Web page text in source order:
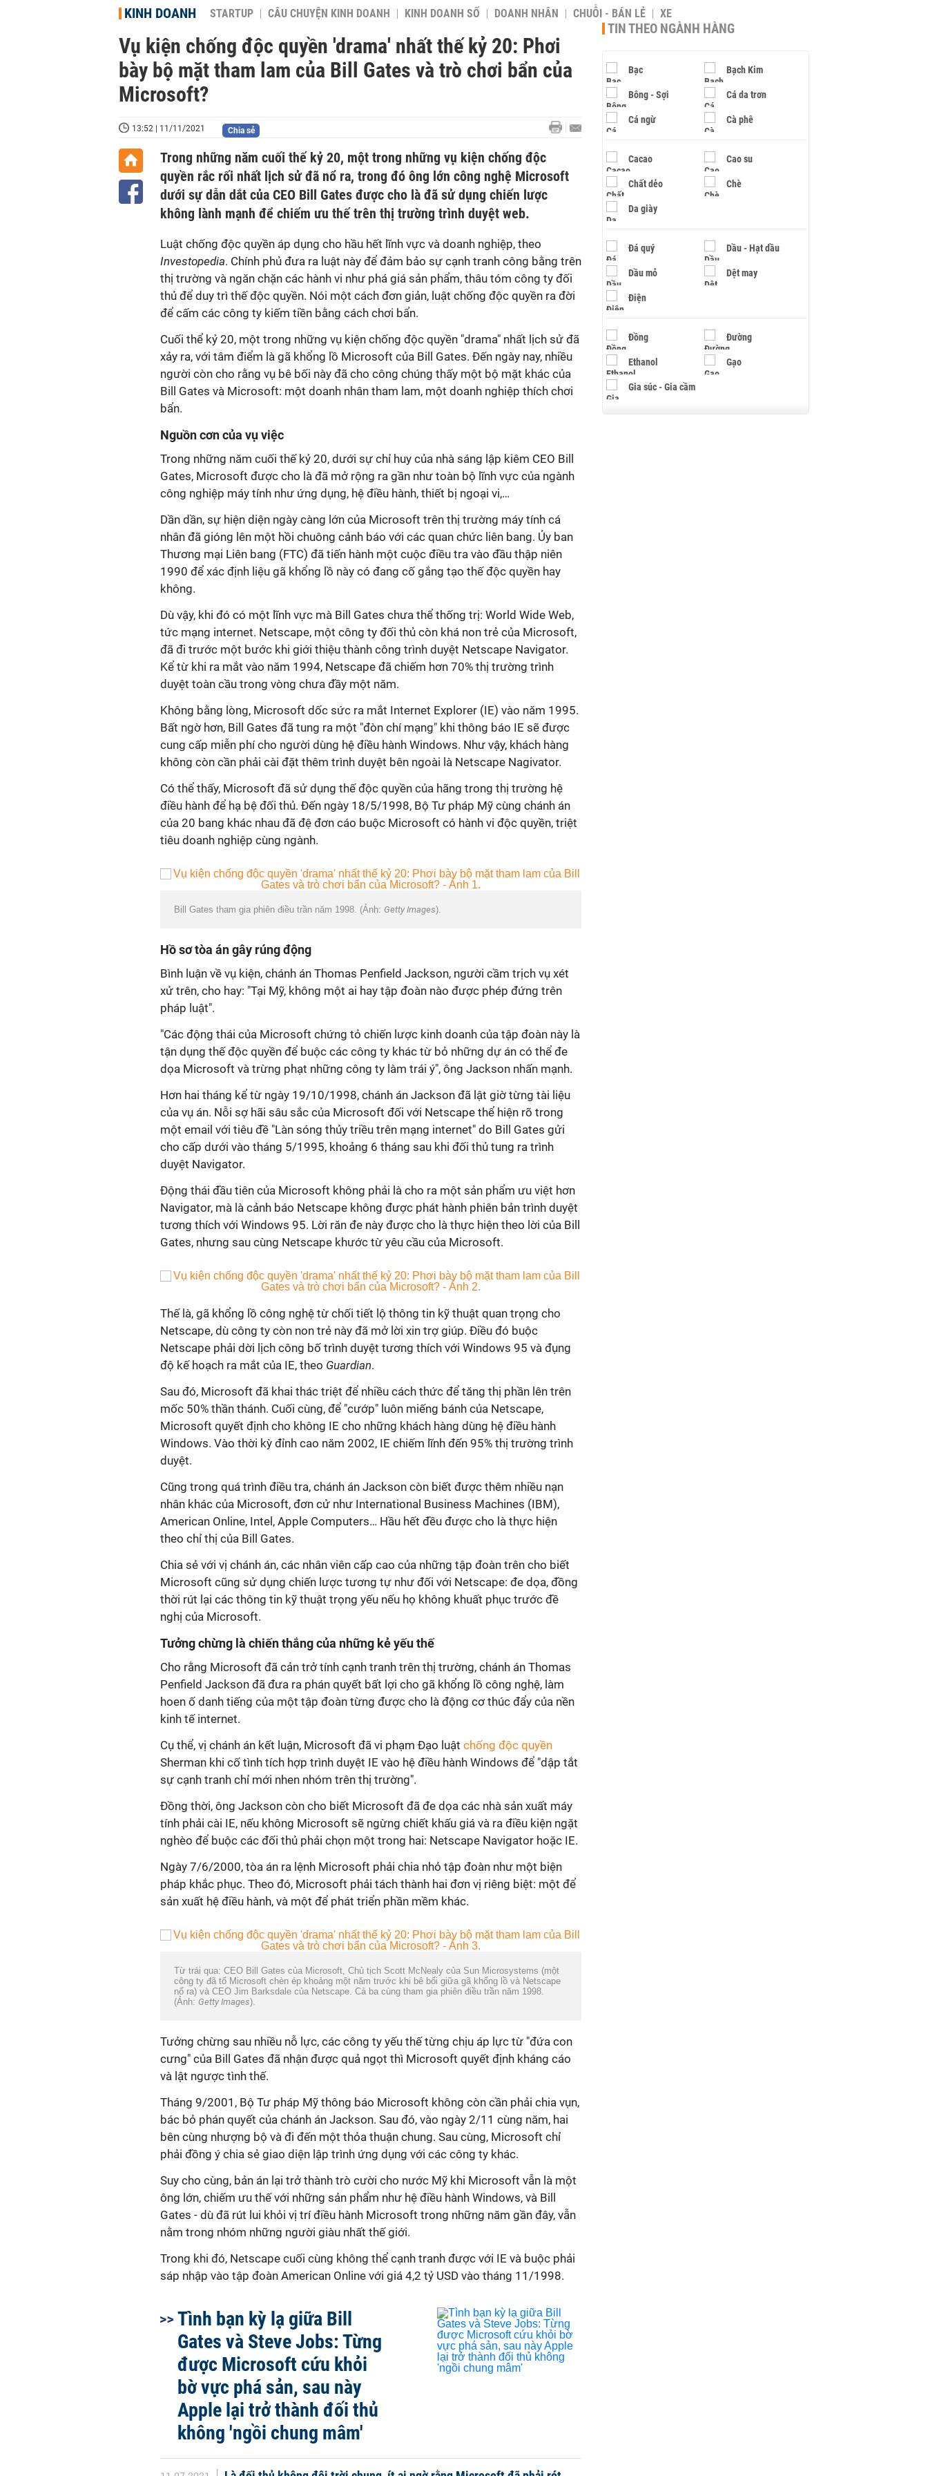
KINH DOANH STARTUP CÂU CHUYỆN KINH DOANH KINH DOANH SỐ DOANH NHÂN CHUỖI - BÁN LẺ XE
Vụ kiện chống độc quyền 'drama' nhất thế kỷ 20: Phơi
bày bộ mặt tham lam của Bill Gates và trò chơi bẩn của
Microsoft?
13:52 | 11/11/2021 Chia sẻ
Trong những năm cuối thế kỷ 20, một trong những vụ kiện chống độc
quyền rắc rối nhất lịch sử đã nổ ra, trong đó ông lớn công nghệ Microsoft
dưới sự dẫn dắt của CEO Bill Gates được cho là đã sử dụng chiến lược
không lành mạnh để chiếm ưu thế trên thị trường trình duyệt web.
Luật chống độc quyền áp dụng cho hầu hết lĩnh vực và doanh nghiệp, theo
Investopedia. Chính phủ đưa ra luật này để đảm bảo sự cạnh tranh công bằng trên
thị trường và ngăn chặn các hành vi như phá giá sản phẩm, thâu tóm công ty đối
thủ để duy trì thế độc quyền. Nói một cách đơn giản, luật chống độc quyền ra đời
để cấm các công ty kiếm tiền bằng cách chơi bẩn.
Cuối thể kỷ 20, một trong những vụ kiện chống độc quyền "drama" nhất lịch sử đã
xảy ra, với tâm điểm là gã khổng lồ Microsoft của Bill Gates. Đến ngày nay, nhiều
người còn cho rằng vụ bê bối này đã cho công chúng thấy một bộ mặt khác của
Bill Gates và Microsoft: một doanh nhân tham lam, một doanh nghiệp thích chơi
bẩn.
Nguồn cơn của vụ việc
Trong những năm cuối thế kỷ 20, dưới sự chỉ huy của nhà sáng lập kiêm CEO Bill
Gates, Microsoft được cho là đã mở rộng ra gần như toàn bộ lĩnh vực của ngành
công nghiệp máy tính như ứng dụng, hệ điều hành, thiết bị ngoại vi,…
Dần dần, sự hiện diện ngày càng lớn của Microsoft trên thị trường máy tính cá
nhân đã gióng lên một hồi chuông cảnh báo với các quan chức liên bang. Ủy ban
Thương mại Liên bang (FTC) đã tiến hành một cuộc điều tra vào đầu thập niên
1990 để xác định liệu gã khổng lồ này có đang cố gắng tạo thế độc quyền hay
không.
Dù vậy, khi đó có một lĩnh vực mà Bill Gates chưa thể thống trị: World Wide Web,
tức mạng internet. Netscape, một công ty đối thủ còn khá non trẻ của Microsoft,
đã đi trước một bước khi giới thiệu thành công trình duyệt Netscape Navigator.
Kể từ khi ra mắt vào năm 1994, Netscape đã chiếm hơn 70% thị trường trình
duyệt toàn cầu trong vòng chưa đầy một năm.
Không bằng lòng, Microsoft dốc sức ra mắt Internet Explorer (IE) vào năm 1995.
Bất ngờ hơn, Bill Gates đã tung ra một "đòn chí mạng" khi thông báo IE sẽ được
cung cấp miễn phí cho người dùng hệ điều hành Windows. Như vậy, khách hàng
không còn cần phải cài đặt thêm trình duyệt bên ngoài là Netscape Nagivator.
Có thể thấy, Microsoft đã sử dụng thế độc quyền của hãng trong thị trường hệ
điều hành để hạ bệ đối thủ. Đến ngày 18/5/1998, Bộ Tư pháp Mỹ cùng chánh án
của 20 bang khác nhau đã đệ đơn cáo buộc Microsoft có hành vi độc quyền, triệt
tiêu doanh nghiệp cùng ngành.
Bill Gates tham gia phiên điều trần năm 1998. (Ảnh: Getty Images).
Hồ sơ tòa án gây rúng động
Bình luận về vụ kiện, chánh án Thomas Penfield Jackson, người cầm trịch vụ xét
xử trên, cho hay: "Tại Mỹ, không một ai hay tập đoàn nào được phép đứng trên
pháp luật".
"Các động thái của Microsoft chứng tỏ chiến lược kinh doanh của tập đoàn này là
tận dụng thế độc quyền để buộc các công ty khác từ bỏ những dự án có thể đe
dọa Microsoft và trừng phạt những công ty làm trái ý", ông Jackson nhấn mạnh.
Hơn hai tháng kể từ ngày 19/10/1998, chánh án Jackson đã lật giờ từng tài liệu
của vụ án. Nỗi sợ hãi sâu sắc của Microsoft đối với Netscape thể hiện rõ trong
một email với tiêu đề "Làn sóng thủy triều trên mạng internet" do Bill Gates gửi
cho cấp dưới vào tháng 5/1995, khoảng 6 tháng sau khi đối thủ tung ra trình
duyệt Navigator.
Động thái đầu tiên của Microsoft không phải là cho ra một sản phẩm ưu việt hơn
Navigator, mà là cảnh báo Netscape không được phát hành phiên bản trình duyệt
tương thích với Windows 95. Lời răn đe này được cho là thực hiện theo lời của Bill
Gates, nhưng sau cùng Netscape khước từ yêu cầu của Microsoft.
Thế là, gã khổng lồ công nghệ từ chối tiết lộ thông tin kỹ thuật quan trọng cho
Netscape, dù công ty còn non trẻ này đã mở lời xin trợ giúp. Điều đó buộc
Netscape phải dời lịch công bố trình duyệt tương thích với Windows 95 và đụng
độ kế hoạch ra mắt của IE, theo Guardian.
Sau đó, Microsoft đã khai thác triệt để nhiều cách thức để tăng thị phần lên trên
mốc 50% thần thánh. Cuối cùng, để "cướp" luôn miếng bánh của Netscape,
Microsoft quyết định cho không IE cho những khách hàng dùng hệ điều hành
Windows. Vào thời kỳ đỉnh cao năm 2002, IE chiếm lĩnh đến 95% thị trường trình
duyệt.
Cũng trong quá trình điều tra, chánh án Jackson còn biết được thêm nhiều nạn
nhân khác của Microsoft, đơn cử như International Business Machines (IBM),
American Online, Intel, Apple Computers… Hầu hết đều được cho là thực hiện
theo chỉ thị của Bill Gates.
Chia sẻ với vị chánh án, các nhân viên cấp cao của những tập đoàn trên cho biết
Microsoft cũng sử dụng chiến lược tương tự như đối với Netscape: đe dọa, đồng
thời rút lại các thông tin kỹ thuật trọng yếu nếu họ không khuất phục trước đề
nghị của Microsoft.
Tưởng chừng là chiến thắng của những kẻ yếu thế
Cho rằng Microsoft đã cản trở tính cạnh tranh trên thị trường, chánh án Thomas
Penfield Jackson đã đưa ra phán quyết bất lợi cho gã khổng lồ công nghệ, làm
hoen ố danh tiếng của một tập đoàn từng được cho là động cơ thúc đẩy của nền
kinh tế internet.
Cụ thể, vị chánh án kết luận, Microsoft đã vi phạm Đạo luật chống độc quyền
Sherman khi cố tình tích hợp trình duyệt IE vào hệ điều hành Windows để "dập tắt
sự cạnh tranh chỉ mới nhen nhóm trên thị trường".
Đồng thời, ông Jackson còn cho biết Microsoft đã đe dọa các nhà sản xuất máy
tính phải cài IE, nếu không Microsoft sẽ ngừng chiết khấu giá và ra điều kiện ngặt
nghèo để buộc các đối thủ phải chọn một trong hai: Netscape Navigator hoặc IE.
Ngày 7/6/2000, tòa án ra lệnh Microsoft phải chia nhỏ tập đoàn như một biện
pháp khắc phục. Theo đó, Microsoft phải tách thành hai đơn vị riêng biệt: một để
sản xuất hệ điều hành, và một để phát triển phần mềm khác.
Từ trái qua: CEO Bill Gates của Microsoft, Chủ tịch Scott McNealy của Sun Microsystems (một
công ty đã tố Microsoft chèn ép khoảng một năm trước khi bê bối giữa gã khổng lồ và Netscape
nổ ra) và CEO Jim Barksdale của Netscape. Cả ba cùng tham gia phiên điều trần năm 1998.
(Ảnh: Getty Images).
Tưởng chừng sau nhiều nỗ lực, các công ty yếu thế từng chịu áp lực từ "đứa con
cưng" của Bill Gates đã nhận được quả ngọt thì Microsoft quyết định kháng cáo
và lật ngược tình thế.
Tháng 9/2001, Bộ Tư pháp Mỹ thông báo Microsoft không còn cần phải chia vụn,
bác bỏ phán quyết của chánh án Jackson. Sau đó, vào ngày 2/11 cùng năm, hai
bên cùng nhượng bộ và đi đến một thỏa thuận chung. Sau cùng, Microsoft chỉ
phải đồng ý chia sẻ giao diện lập trình ứng dụng với các công ty khác.
Suy cho cùng, bản án lại trở thành trò cười cho nước Mỹ khi Microsoft vẫn là một
ông lớn, chiếm ưu thế với những sản phẩm như hệ điều hành Windows, và Bill
Gates - dù đã rút lui khỏi vị trí điều hành Microsoft trong những năm gần đây, vẫn
nằm trong nhóm những người giàu nhất thế giới.
Trong khi đó, Netscape cuối cùng không thể cạnh tranh được với IE và buộc phải
sáp nhập vào tập đoàn American Online với giá 4,2 tỷ USD vào tháng 11/1998.
Tình bạn kỳ lạ giữa Bill
Gates và Steve Jobs: Từng
được Microsoft cứu khỏi
bờ vực phá sản, sau này
Apple lại trở thành đối thủ
không 'ngồi chung mâm'
TIN THEO NGÀNH HÀNG
Bạc Bạch Kim
Bông - Sợi Cá da trơn
Cá ngừ Cà phê
Cacao Cao su
Chất dẻo Chè
Da giày
Đá quý Dầu - Hạt dầu
Dầu mỏ Dệt may
Điện
Đồng Đường
Ethanol Gạo
Gia súc - Gia cầm